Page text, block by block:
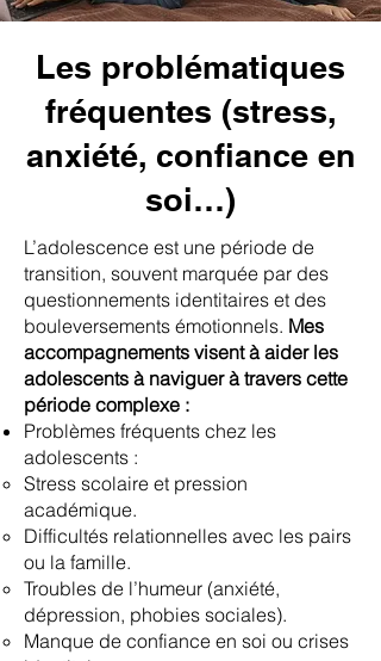
Les problématiques
fréquentes (stress,
anxiété, confiance en
soi…)
L’adolescence est une période de
transition, souvent marquée par des
questionnements identitaires et des
bouleversements émotionnels. Mes
accompagnements visent à aider les
adolescents à naviguer à travers cette
période complexe :
Problèmes fréquents chez les
adolescents :
Stress scolaire et pression
académique.
Difficultés relationnelles avec les pairs
ou la famille.
Troubles de l’humeur (anxiété,
dépression, phobies sociales).
Manque de confiance en soi ou crises